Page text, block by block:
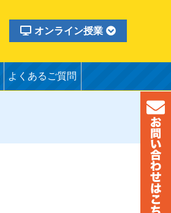
オンライン授業
よくあるご質問